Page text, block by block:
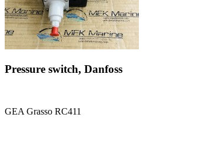
Pressure switch, Danfoss
GEA Grasso RC411